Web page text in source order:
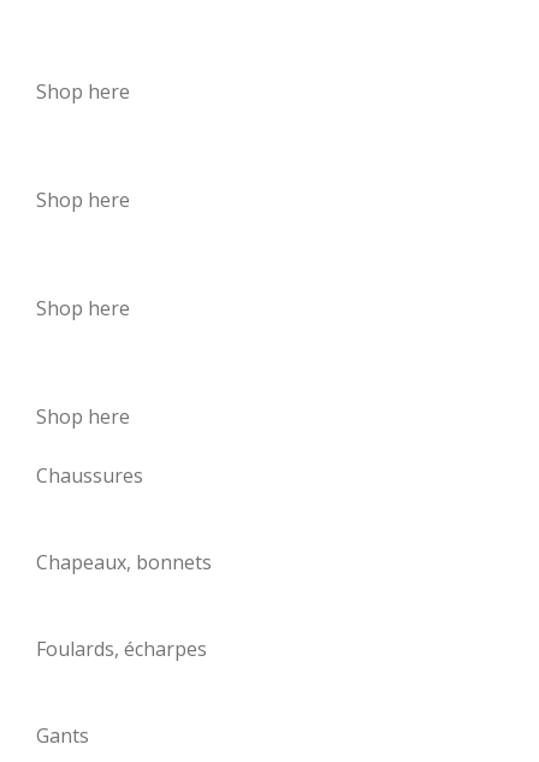
Shop here
Shop here
Shop here
Shop here
Chaussures
Chapeaux, bonnets
Foulards, écharpes
Gants